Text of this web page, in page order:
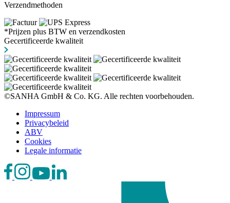
Verzendmethoden
*Prijzen plus BTW en verzendkosten
Gecertificeerde kwaliteit
©SANHA GmbH & Co. KG. Alle rechten voorbehouden.
Impressum
Privacybeleid
ABV
Cookies
Legale informatie